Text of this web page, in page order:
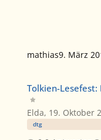
mathias9. März
Tolkien-Lesefest:
Elda, 19. Oktober
dtg